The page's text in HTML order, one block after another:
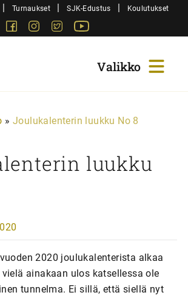
| Turnaukset | SJK-Edustus | Koulutukset
FacebookInstagram
Twitter
» Joulukalenterin luukku No 8
luukku
2020 joulukalenterista alkaa
ainakaan ulos katsellessa ole
tunnelma. Ei sillä, että siellä nyt